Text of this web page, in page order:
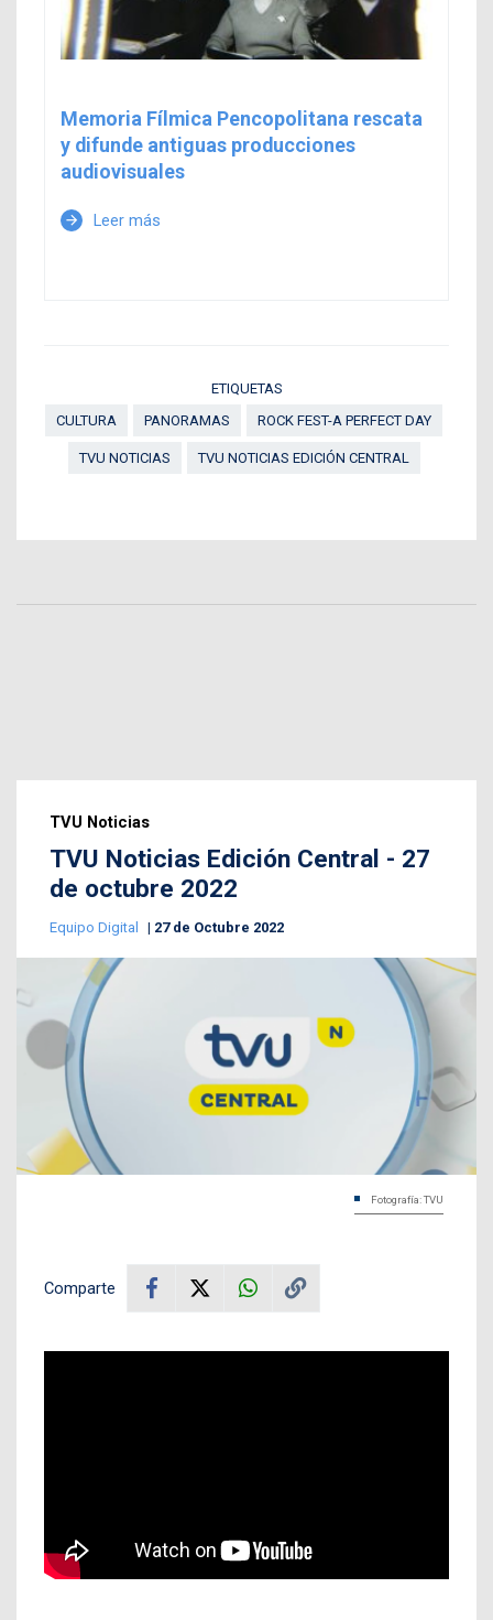
Memoria Fílmica Pencopolitana rescata
y difunde antiguas producciones
audiovisuales
arrow_forward Leer más
ETIQUETAS
CULTURA
PANORAMAS ROCK FEST-A PERFECT DAY
TVU NOTICIAS TVU NOTICIAS EDICIÓN CENTRAL
TVU Noticias
TVU Noticias Edición Central - 27
de octubre 2022
Equipo Digital 27 de Octubre 2022
Fotografía: TVU
Comparte